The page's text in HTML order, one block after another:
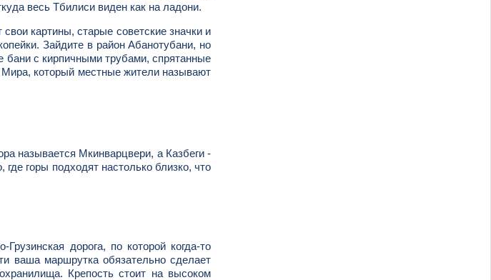
весь Тбилиси виден как на ладони.
картины, старые советские значки и
Зайдите в район Абанотубани, но
бани с кирпичными трубами, спрятанные
который местные жители называют
называется Мкинварцвери, а Казбеги -
горы подходят настолько близко, что
дорога, по которой когда-то
ваша маршрутка обязательно сделает
Крепость стоит на высоком